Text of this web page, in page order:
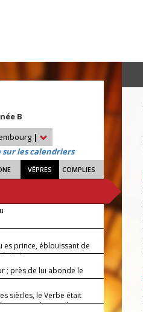
B
|
sur les calendriers
VÊPRES COMPLIES
es prince, éblouissant de
de l'aurore, je t'ai
; près de lui abonde le
siècles, le Verbe était
Sauveur du monde.